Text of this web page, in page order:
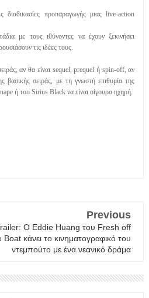
διαδικασίες προπαραγωγής μιας live-action
με τους ιθύνοντες να έχουν ξεκινήσει
τις ιδέες τους.
αν θα είναι sequel, prequel ή spin-off, αν
σειράς, με τη γνωστή επιθυμία της
ή του Sirius Black να είναι σίγουρα ηχηρή.
Previous
Ο Eddie Huang του Fresh off
Boat κάνει το κινηματογραφικό του
ντεμπούτο με ένα νεανικό δράμα